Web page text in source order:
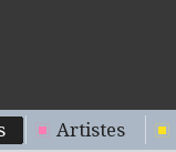
Artistes